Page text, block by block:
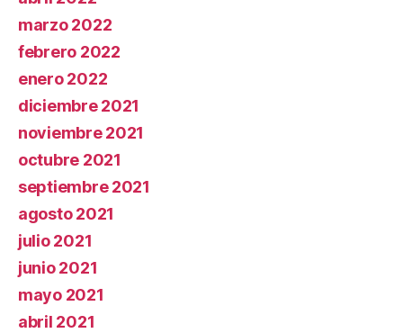
marzo 2022
febrero 2022
enero 2022
diciembre 2021
noviembre 2021
octubre 2021
septiembre 2021
agosto 2021
julio 2021
junio 2021
mayo 2021
abril 2021